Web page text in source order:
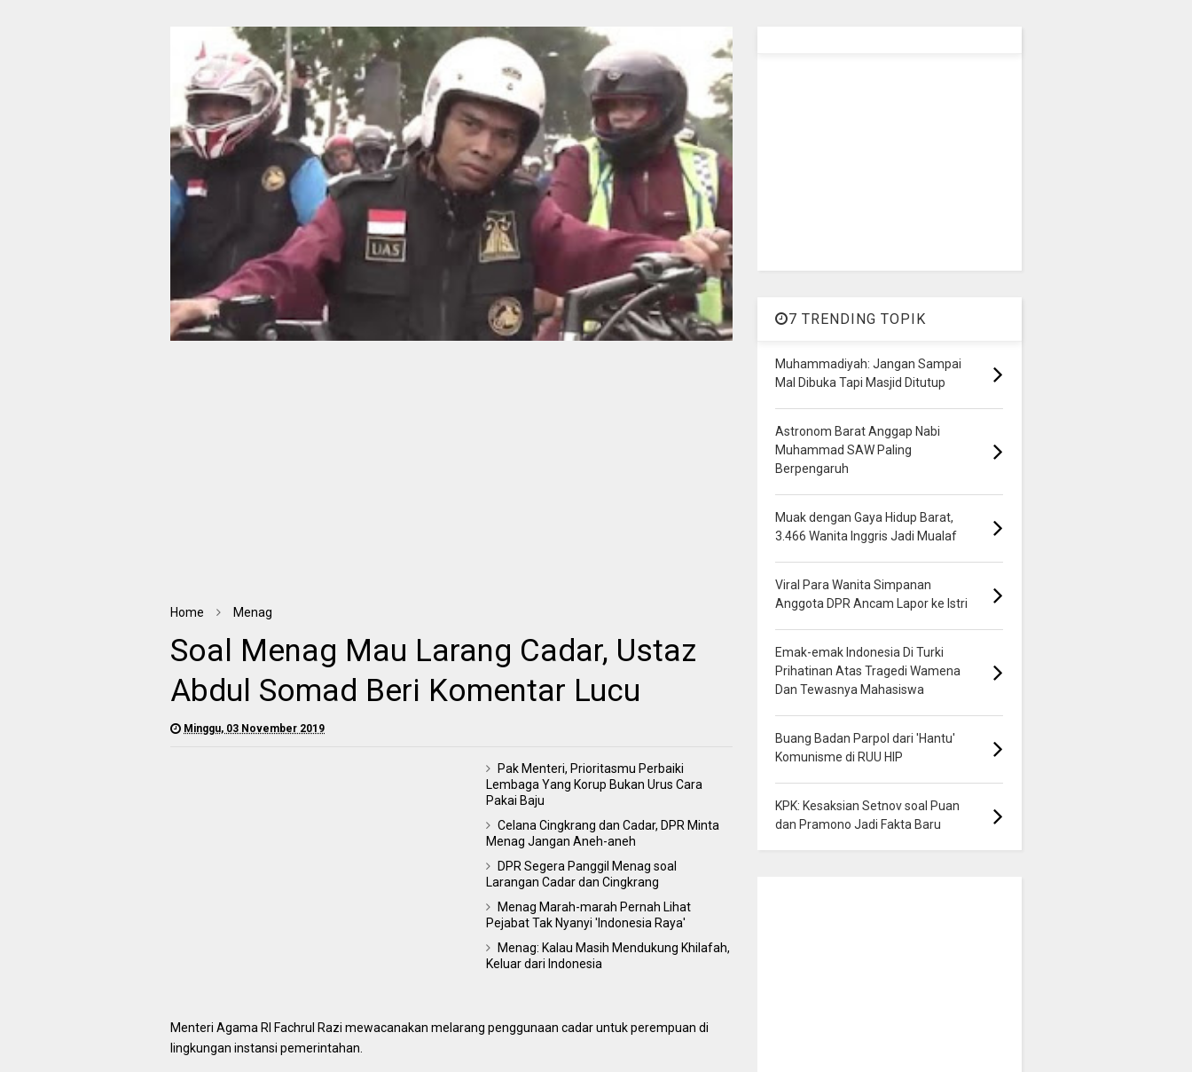
Home Menag
Soal Menag Mau Larang Cadar, Ustaz
Abdul Somad Beri Komentar Lucu
Minggu, 03 November 2019
Pak Menteri, Prioritasmu Perbaiki
Lembaga Yang Korup Bukan Urus Cara
Pakai Baju
Celana Cingkrang dan Cadar, DPR Minta
Menag Jangan Aneh-aneh
DPR Segera Panggil Menag soal
Larangan Cadar dan Cingkrang
Menag Marah-marah Pernah Lihat
Pejabat Tak Nyanyi 'Indonesia Raya'
Menag: Kalau Masih Mendukung Khilafah,
Keluar dari Indonesia
Menteri Agama RI Fachrul Razi mewacanakan melarang penggunaan cadar untuk perempuan di
lingkungan instansi pemerintahan.
7 TRENDING TOPIK
Muhammadiyah: Jangan Sampai
Mal Dibuka Tapi Masjid Ditutup
Astronom Barat Anggap Nabi
Muhammad SAW Paling
Berpengaruh
Muak dengan Gaya Hidup Barat,
3.466 Wanita Inggris Jadi Mualaf
Viral Para Wanita Simpanan
Anggota DPR Ancam Lapor ke Istri
Emak-emak Indonesia Di Turki
Prihatinan Atas Tragedi Wamena
Dan Tewasnya Mahasiswa
Buang Badan Parpol dari 'Hantu'
Komunisme di RUU HIP
KPK: Kesaksian Setnov soal Puan
dan Pramono Jadi Fakta Baru